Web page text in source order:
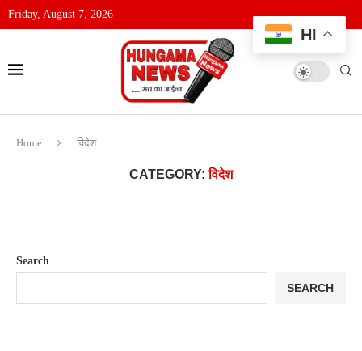
Friday, August 7, 2026
Home विदेश
CATEGORY: विदेश
Search
SEARCH
HI